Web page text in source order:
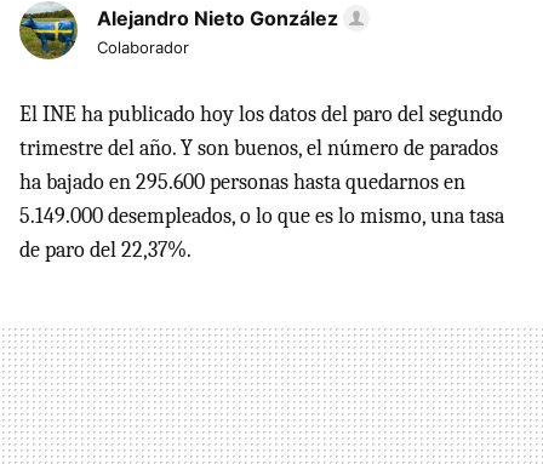
Alejandro Nieto González
Colaborador
El INE ha publicado hoy los datos del paro del segundo
trimestre del año. Y son buenos, el número de parados
ha bajado en 295.600 personas hasta quedarnos en
5.149.000 desempleados, o lo que es lo mismo, una tasa
de paro del 22,37%.